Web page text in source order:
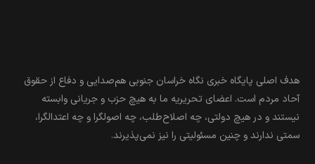
هدف اصلی پایگاه خبری نگاه خراسان جنوبی هم‌صدایی و دفاع از حقوق
آحاد مردم است. اعضای تحریریه ما به هیچ حزب و جریانی وابسته
نیستند و در هیچ دولتی، چه اصلاح‌طلب، چه اصولگرا و چه اعتدالگرا،
سمتی ندارند و چنین مسئولیتی را نیز نمی‌پذیرند.